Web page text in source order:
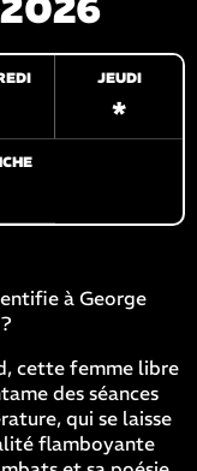
JEUDI
*
à George
cette femme libre
des séances
qui se laisse
flamboyante